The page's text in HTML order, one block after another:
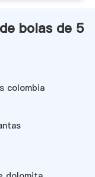
bolas de 5
colombia